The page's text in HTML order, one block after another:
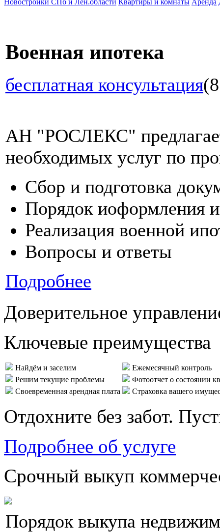
Военная ипотека
бесплатная консультация
АН "РОСЛЕКС"
необходимых услуг по
Сбор и подготовка
Порядок иоформления
Реализация военной
Вопросы и ответы
Подробнее
Доверительное
Ключевые преимущества
Найдём и заселим
Ежемесячный контроль
Решим текущие проблемы
Фотоотчет о состоянии
Своевременная арендная плата
Страховка вашего
Отдохните без забот.
Подробнее об услуге
Срочный выкуп
Порядок выкупа